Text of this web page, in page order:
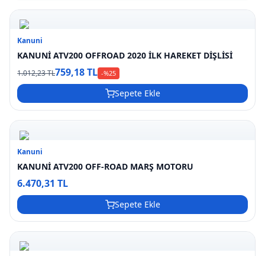
Kanuni
KANUNİ ATV200 OFFROAD 2020 İLK HAREKET DİŞLİSİ
1.012,23 TL759,18 TL -%25
Sepete Ekle
Kanuni
KANUNİ ATV200 OFF-ROAD MARŞ MOTORU
6.470,31 TL
Sepete Ekle